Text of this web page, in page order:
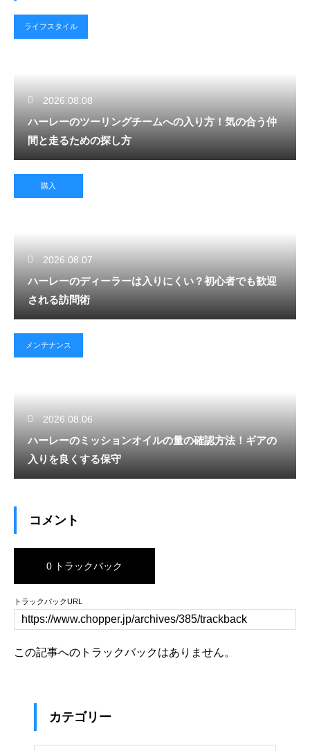
ライフスタイル
2026.08.08
ハーレーのツーリングチームへの入り方！気の合う仲
間と走るための探し方
購入
2026.08.07
ハーレーのディーラーは入りにくい？初心者でも歓迎
される訪問術
メンテナンス
2026.08.06
ハーレーのミッションオイルの量の確認方法！ギアの
入りを良くする保守
コメント
0 トラックバック
トラックバックURL
この記事へのトラックバックはありません。
カテゴリー